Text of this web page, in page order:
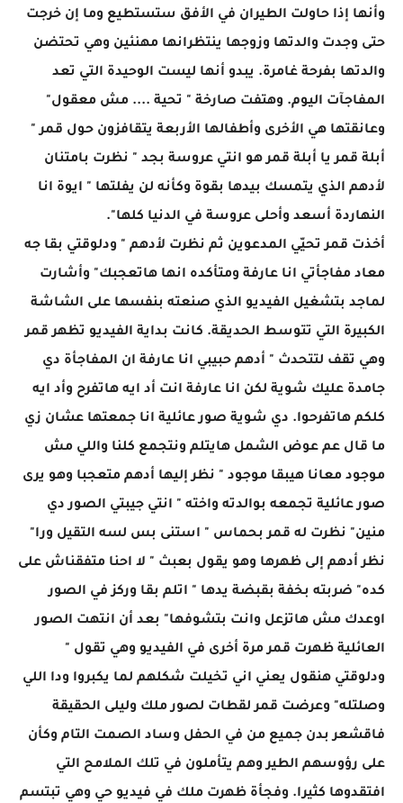
وأنها إذا حاولت الطيران في الأفق ستستطيع وما إن خرجت
حتى وجدت والدتها وزوجها ينتظرانها مهنئين وهي تحتضن
والدتها بفرحة غامرة. يبدو أنها ليست الوحيدة التي تعد
المفاجآت اليوم. وهتفت صارخة " تحية .... مش معقول"
وعانقتها هي الأخرى وأطفالها الأربعة يتقافزون حول قمر "
أبلة قمر يا أبلة قمر هو انتي عروسة بجد " نظرت بامتنان
لأدهم الذي يتمسك بيدها بقوة وكأنه لن يفلتها " ايوة انا
النهاردة أسعد وأحلى عروسة في الدنيا كلها".
أخذت قمر تحيّي المدعوين ثم نظرت لأدهم " ودلوقتي بقا جه
معاد مفاجأتي انا عارفة ومتأكده انها هاتعجبك" وأشارت
لماجد بتشغيل الفيديو الذي صنعته بنفسها على الشاشة
الكبيرة التي تتوسط الحديقة. كانت بداية الفيديو تظهر قمر
وهي تقف لتتحدث " أدهم حبيبي انا عارفة ان المفاجأة دي
جامدة عليك شوية لكن انا عارفة انت أد ايه هاتفرح وأد ايه
كلكم هاتفرحوا. دي شوية صور عائلية انا جمعتها عشان زي
ما قال عم عوض الشمل هايتلم ونتجمع كلنا واللي مش
موجود معانا هيبقا موجود " نظر إليها أدهم متعجبا وهو يرى
صور عائلية تجمعه بوالدته واخته " انتي جيبتي الصور دي
منين" نظرت له قمر بحماس " استنى بس لسه التقيل ورا"
نظر أدهم إلى ظهرها وهو يقول بعبث " لا احنا متفقناش على
كده" ضربته بخفة بقبضة يدها " اتلم بقا وركز في الصور
اوعدك مش هاتزعل وانت بتشوفها" بعد أن انتهت الصور
العائلية ظهرت قمر مرة أخرى في الفيديو وهي تقول "
ودلوقتي هنقول يعني اني تخيلت شكلهم لما يكبروا ودا اللي
وصلتله" وعرضت قمر لقطات لصور ملك وليلى الحقيقة
فاقشعر بدن جميع من في الحفل وساد الصمت التام وكأن
على رؤوسهم الطير وهم يتأملون في تلك الملامح التي
افتقدوها كثيرا. وفجأة ظهرت ملك في فيديو حي وهي تبتسم